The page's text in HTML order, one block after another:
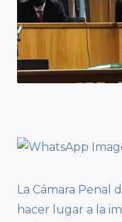
La Cámara Penal
hacer lugar a la